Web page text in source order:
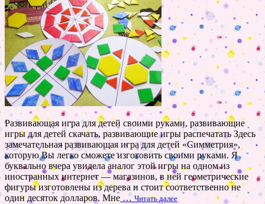
Развивающая игра для детей своими руками, развивающие
игры для детей скачать, развивающие игры распечатать Здесь
замечательная развивающая игра для детей «Симметрия»,
которую Вы легко сможете изготовить своими руками. Я
буквально вчера увидела аналог этой игры на одном из
иностранных интернет — магазинов, в ней геометрические
фигуры изготовлены из дерева и стоит соответственно не
один десяток долларов. Мне … Читать далее